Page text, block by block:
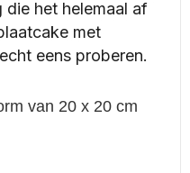
die het helemaal af
met
eens proberen.
van 20 x 20 cm